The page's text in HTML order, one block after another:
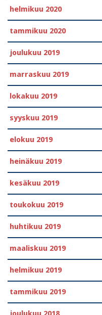
helmikuu 2020
tammikuu 2020
joulukuu 2019
marraskuu 2019
lokakuu 2019
syyskuu 2019
elokuu 2019
heinäkuu 2019
kesäkuu 2019
toukokuu 2019
huhtikuu 2019
maaliskuu 2019
helmikuu 2019
tammikuu 2019